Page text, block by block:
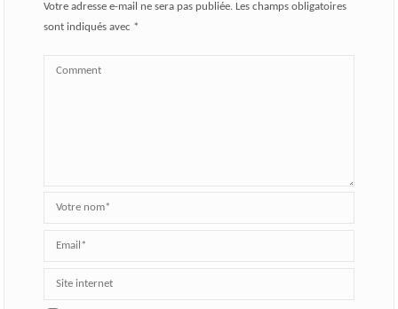
Votre adresse e-mail ne sera pas publiée. Les champs obligatoires
sont indiqués avec *